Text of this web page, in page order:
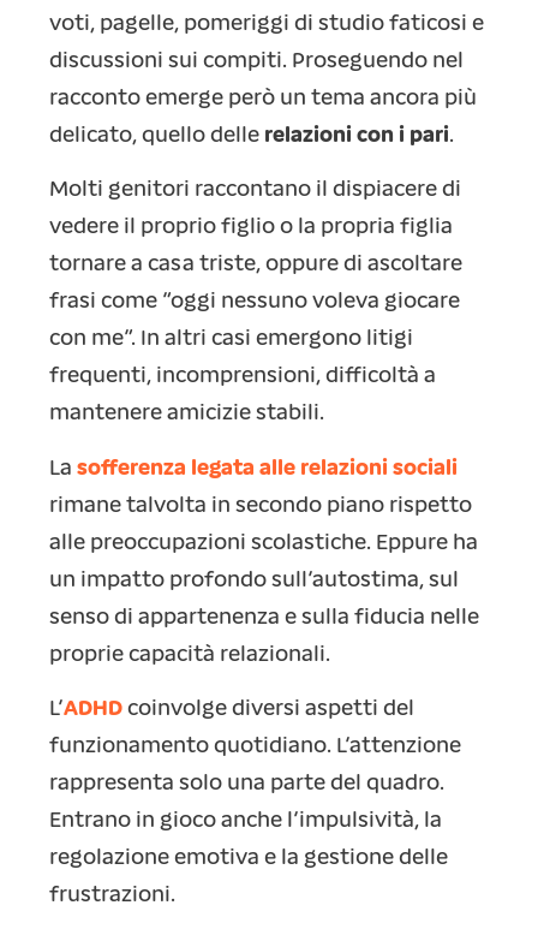
voti, pagelle, pomeriggi di studio faticosi e
discussioni sui compiti. Proseguendo nel
racconto emerge però un tema ancora più
delicato, quello delle relazioni con i pari.
Molti genitori raccontano il dispiacere di
vedere il proprio figlio o la propria figlia
tornare a casa triste, oppure di ascoltare
frasi come “oggi nessuno voleva giocare
con me”. In altri casi emergono litigi
frequenti, incomprensioni, difficoltà a
mantenere amicizie stabili.
La sofferenza legata alle relazioni sociali
rimane talvolta in secondo piano rispetto
alle preoccupazioni scolastiche. Eppure ha
un impatto profondo sull’autostima, sul
senso di appartenenza e sulla fiducia nelle
proprie capacità relazionali.
L’ADHD coinvolge diversi aspetti del
funzionamento quotidiano. L’attenzione
rappresenta solo una parte del quadro.
Entrano in gioco anche l’impulsività, la
regolazione emotiva e la gestione delle
frustrazioni.